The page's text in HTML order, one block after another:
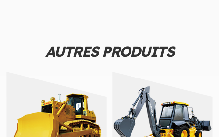
AUTRES PRODUITS